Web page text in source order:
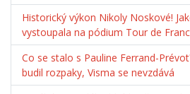
Historický výkon Nikoly Noskové!
vystoupala na pódium Tour de
Co se stalo s Pauline Ferrand-
budil rozpaky, Visma se nevzdává